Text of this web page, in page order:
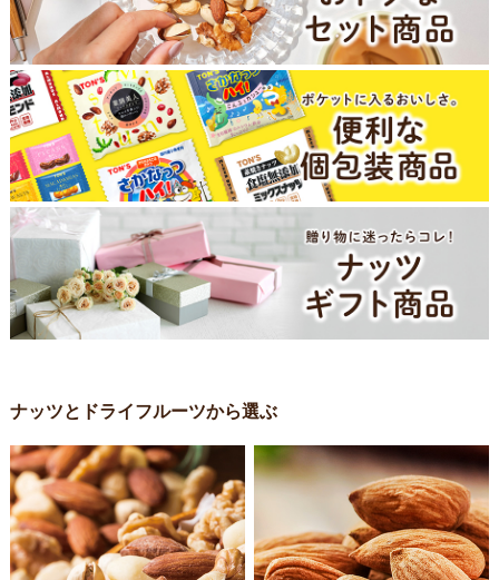
ナッツとドライフルーツから選ぶ